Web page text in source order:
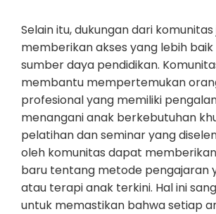
Selain itu, dukungan dari komunitas
memberikan akses yang lebih
sumber daya pendidikan.
membantu mempertemukan
profesional yang memiliki
menangani anak berkebutuhan
pelatihan dan seminar yang
oleh komunitas dapat
baru tentang metode pengajaran
atau terapi anak terkini. Hal ini
untuk memastikan bahwa setiap